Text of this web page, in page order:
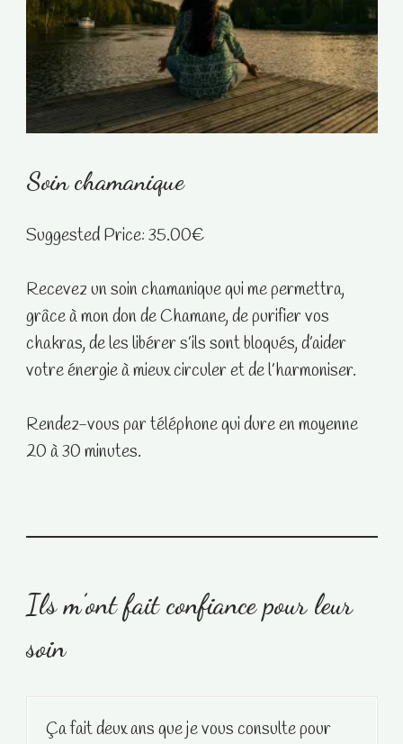
Soin chamanique
Suggested Price:35.00€
Recevez un soin chamanique qui me permettra,
grâce à mon don de Chamane, de purifier vos
chakras, de les libérer s’ils sont bloqués, d’aider
votre énergie à mieux circuler et de l’harmoniser.
Rendez-vous par téléphone qui dure en moyenne
20 à 30 minutes.
Ils m’ont fait confiance pour leur
soin
Ça fait deux ans que je vous consulte pour